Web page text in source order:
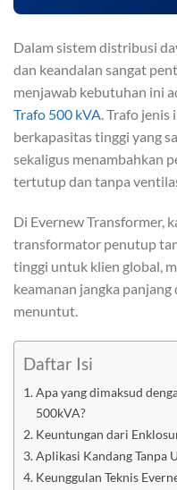
Dalam sistem distribusi
dan keandalan sangat
menjawab kebutuhan ini
Trafo 500 kVA . Trafo
berkapasitas tinggi yang
sekaligus menambahkan
tertutup dan tanpa
Di Evernew Transformer,
transformator penutup
tinggi untuk klien global,
keamanan jangka
menuntut.
Daftar Isi
Apa yang dimaksud
500kVA?
Keuntungan dari
Aplikasi Kandang Tanpa
Keunggulan Teknis